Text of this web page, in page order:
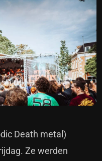
Death metal)
Ze werden